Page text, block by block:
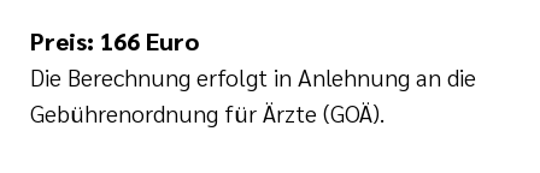
Preis: 166 Euro
Die Berechnung erfolgt in Anlehnung an die
Gebührenordnung für Ärzte (GOÄ).